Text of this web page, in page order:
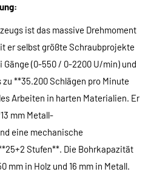
ist das massive Drehmoment
er selbst größte Schraubprojekte
(0-550 / 0-2200 U/min) und
**35.200 Schlägen pro Minute
Arbeiten in harten Materialien. Er
mm Metall-
eine mechanische
Stufen**. Die Bohrkapazität
mm in Holz und 16 mm in Metall.